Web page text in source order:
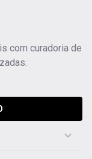
com curadoria de